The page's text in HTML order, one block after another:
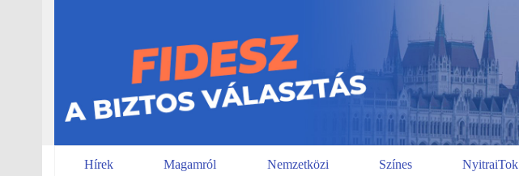
Hírek Magamról Nemzetközi Színes NyitraiTok